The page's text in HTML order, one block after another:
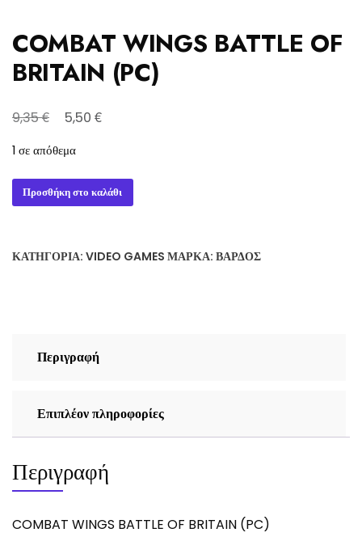
COMBAT WINGS BATTLE OF
BRITAIN (PC)
9,35€
Original
was:
9,35 €.
5,50 €Η
είναι:
5,50 €.
1 σε απόθεμα
COMBAT
WINGS
BRITAIN
Προσθήκη στο καλάθι
ΚΑΤΗΓΟΡΊΑ: VIDEO GAMES ΜΆΡΚΑ: ΒΆΡΔΟΣ
Περιγραφή
Επιπλέον πληροφορίες
Περιγραφή
COMBAT WINGS BATTLE OF BRITAIN (PC)